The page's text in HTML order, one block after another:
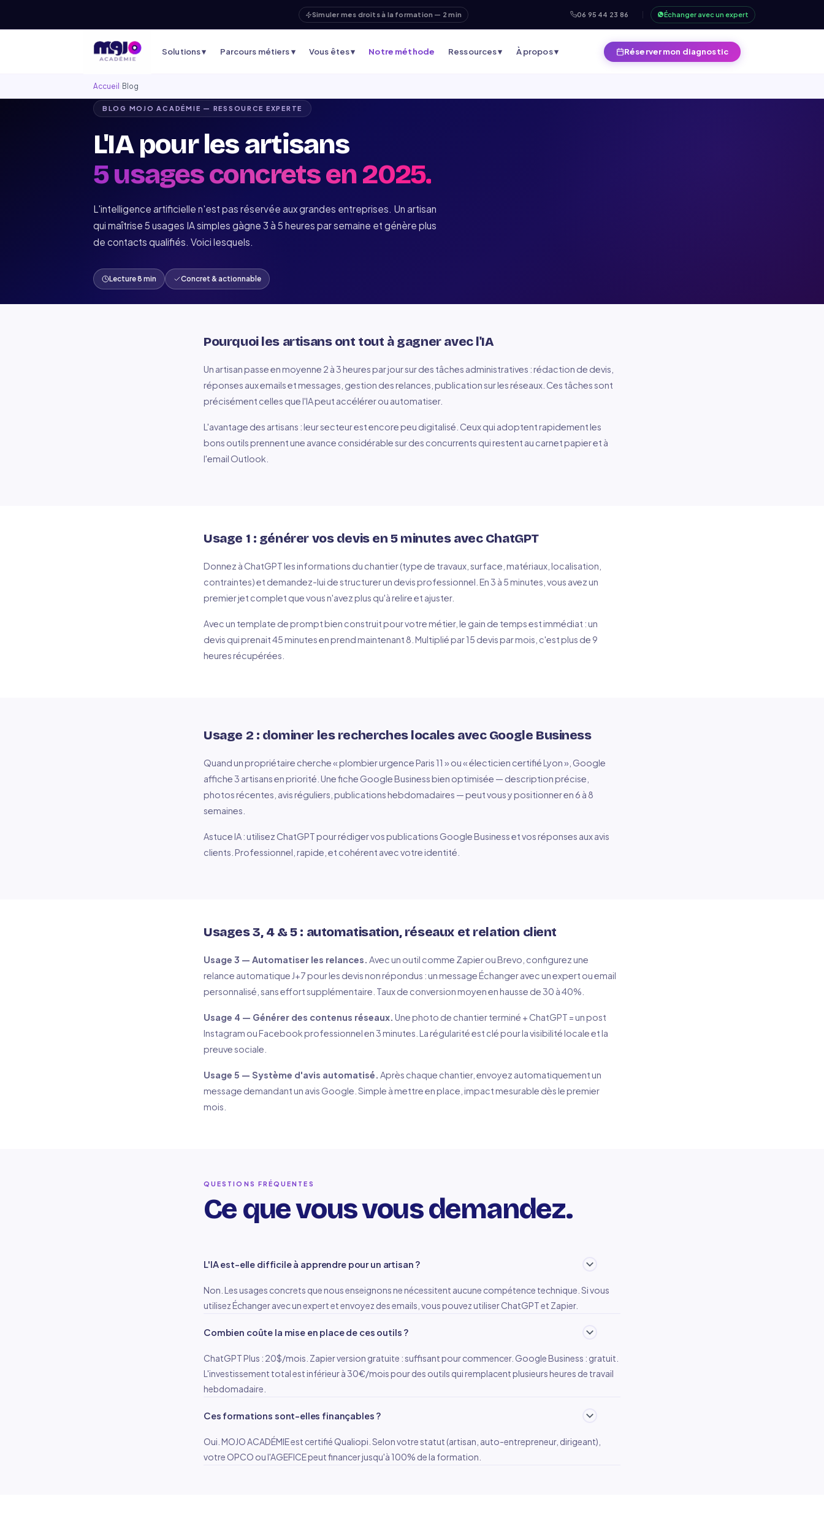
Simuler mes droits à la formation — 2 min 06 95 44 23 86 Échanger avec un expert
Solutions ▾ Parcours métiers ▾ Vous êtes ▾ Notre méthode Ressources ▾ À propos ▾ Réserver mon diagnostic
Accueil Blog
BLOG MOJO ACADÉMIE — RESSOURCE EXPERTE
L'IA pour les artisans
5 usages concrets en 2025.
L'intelligence artificielle n'est pas réservée aux grandes entreprises. Un artisan
qui maîtrise 5 usages IA simples gàgne 3 à 5 heures par semaine et génère plus
de contacts qualifiés. Voici lesquels.
Lecture 8 min Concret & actionnable
Pourquoi les artisans ont tout à gagner avec l'IA
Un artisan passe en moyenne 2 à 3 heures par jour sur des tâches administratives : rédaction de devis,
réponses aux emails et messages, gestion des relances, publication sur les réseaux. Ces tâches sont
précisément celles que l'IA peut accélérer ou automatiser.
L'avantage des artisans : leur secteur est encore peu digitalisé. Ceux qui adoptent rapidement les
bons outils prennent une avance considérable sur des concurrents qui restent au carnet papier et à
l'email Outlook.
Usage 1 : générer vos devis en 5 minutes avec ChatGPT
Donnez à ChatGPT les informations du chantier (type de travaux, surface, matériaux, localisation,
contraintes) et demandez-lui de structurer un devis professionnel. En 3 à 5 minutes, vous avez un
premier jet complet que vous n'avez plus qu'à relire et ajuster.
Avec un template de prompt bien construit pour votre métier, le gain de temps est immédiat : un
devis qui prenait 45 minutes en prend maintenant 8. Multiplié par 15 devis par mois, c'est plus de 9
heures récupérées.
Usage 2 : dominer les recherches locales avec Google Business
Quand un propriétaire cherche « plombier urgence Paris 11 » ou « électicien certifié Lyon », Google
affiche 3 artisans en priorité. Une fiche Google Business bien optimisée — description précise,
photos récentes, avis réguliers, publications hebdomadaires — peut vous y positionner en 6 à 8
semaines.
Astuce IA : utilisez ChatGPT pour rédiger vos publications Google Business et vos réponses aux avis
clients. Professionnel, rapide, et cohérent avec votre identité.
Usages 3, 4 & 5 : automatisation, réseaux et relation client
Usage 3 — Automatiser les relances. Avec un outil comme Zapier ou Brevo, configurez une
relance automatique J+7 pour les devis non répondus : un message Échanger avec un expert ou email
personnalisé, sans effort supplémentaire. Taux de conversion moyen en hausse de 30 à 40%.
Usage 4 — Générer des contenus réseaux. Une photo de chantier terminé + ChatGPT = un post
Instagram ou Facebook professionnel en 3 minutes. La régularité est clé pour la visibilité locale et la
preuve sociale.
Usage 5 — Système d'avis automatisé. Après chaque chantier, envoyez automatiquement un
message demandant un avis Google. Simple à mettre en place, impact mesurable dès le premier
mois.
QUESTIONS FRÉQUENTES
Ce que vous vous demandez.
L'IA est-elle difficile à apprendre pour un artisan ?
Non. Les usages concrets que nous enseignons ne nécessitent aucune compétence technique. Si vous
utilisez Échanger avec un expert et envoyez des emails, vous pouvez utiliser ChatGPT et Zapier.
Combien coûte la mise en place de ces outils ?
ChatGPT Plus : 20$/mois. Zapier version gratuite : suffisant pour commencer. Google Business : gratuit.
L'investissement total est inférieur à 30€/mois pour des outils qui remplacent plusieurs heures de travail
hebdomadaire.
Ces formations sont-elles finançables ?
Oui. MOJO ACADÉMIE est certifié Qualiopi. Selon votre statut (artisan, auto-entrepreneur, dirigeant),
votre OPCO ou l'AGEFICE peut financer jusqu'à 100% de la formation.